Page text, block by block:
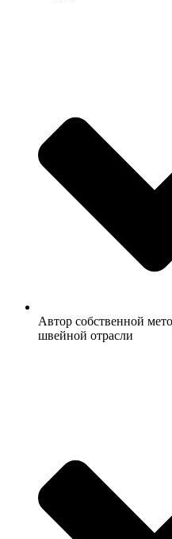
Автор собственной
швейной отрасли